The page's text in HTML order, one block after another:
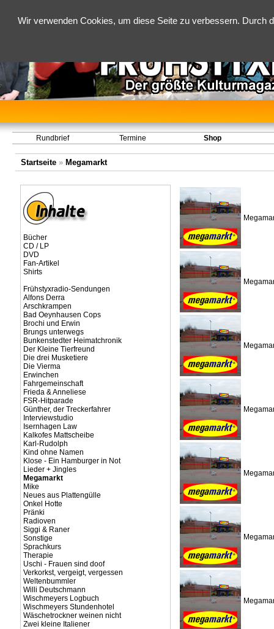
Wir verwenden Cookies, um diese Seite zu verbessern.
Rundbrief Termine Shop
Startseite» Megamarkt
Bücher
CD / LP
DVD
Fan-Artikel
Shirts
Frühstyxradio-Sendungen
Alfons Derra
Arschkrampen
Bad Oeynhausen Cops
Brochi und Erwin
Brungs unterwegs
Bunkenstedter Heimatchronik
Der Kleine Tierfreund
Die drei Musketiere
Die Vierma
Erwinchen
Fahrgemeinschaft
Frieda & Anneliese
FSR-Hitparade
Günther, der Treckerfahrer
Interviewstudio
Isernhagen Law
Kalkofes Mattscheibe
Karl-Rudolph
Kind ohne Namen
Klose - Ein Hamburger in Not
Lieder + Jingles
Megamarkt
Mike
Neues aus Plattengülle
Onkel Hotte
Pränki
Radioven
Siggi & Raner
Sonstige
Sprachkurs
Therapie
Uschi - Frauen sind doof
Verkorkst, vergeigt, vergessen
Weltenbummler
Willi Deutschmann
Wischmeyers Logbuch
Wischmeyers Stundenhotel
Wäschetrockner weinen nicht
Zwei kleine Italiener